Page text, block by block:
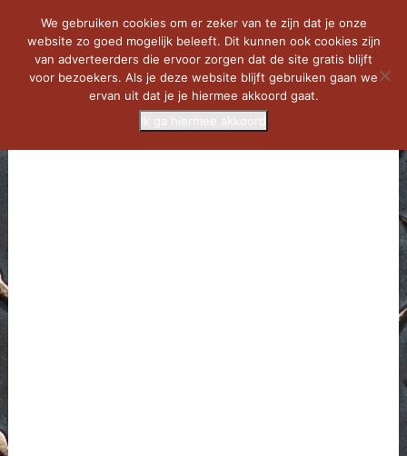
We gebruiken cookies om er zeker van te zijn dat je onze
website zo goed mogelijk beleeft. Dit kunnen ook cookies zijn
van adverteerders die ervoor zorgen dat de site gratis blijft
voor bezoekers. Als je deze website blijft gebruiken gaan we
ervan uit dat je je hiermee akkoord gaat.
Ik ga hiermee akkoord